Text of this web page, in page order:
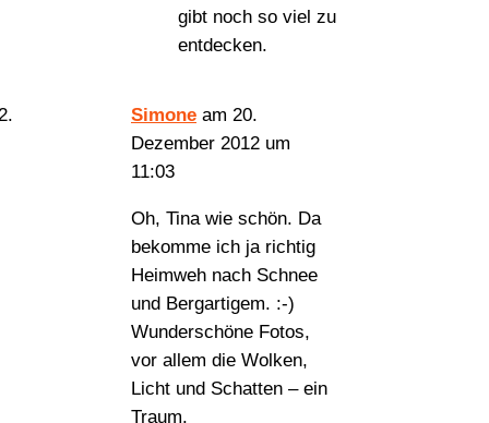
gibt noch so viel zu
entdecken.
Simone am 20.
Dezember 2012 um
11:03
Oh, Tina wie schön. Da
bekomme ich ja richtig
Heimweh nach Schnee
und Bergartigem. :-)
Wunderschöne Fotos,
vor allem die Wolken,
Licht und Schatten – ein
Traum.